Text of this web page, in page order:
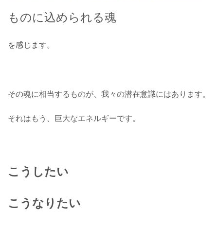
ものに込められる魂
を感じます。
その魂に相当するものが、我々の潜在意識にはあります。
それはもう、巨大なエネルギーです。
こうしたい
こうなりたい